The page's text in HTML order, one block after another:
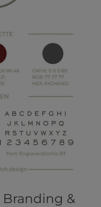
Branding &